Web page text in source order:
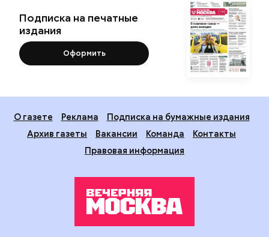
Подписка на печатные
издания
Оформить
О газете Реклама
Подписка на бумажные издания
Архив газеты
Вакансии Команда
Контакты
Правовая информация